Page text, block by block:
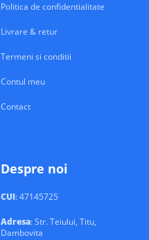
Politica de confidentialitate
Livrare & retur
Termeni si conditii
Contul meu
Contact
Despre noi
CUI: 47145725
Adresa: Str. Teiului, Titu,
Dambovita